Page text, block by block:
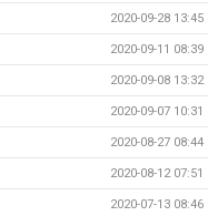
2020-09-28 13:45
2020-09-11 08:39
2020-09-08 13:32
2020-09-07 10:31
2020-08-27 08:44
2020-08-12 07:51
2020-07-13 08:46